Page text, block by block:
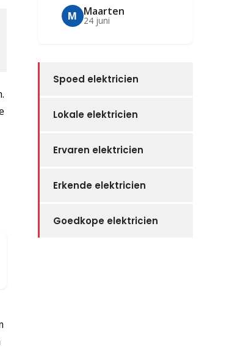
M Maarten
24 juni
Spoed elektricien
Lokale elektricien
Ervaren elektricien
Erkende elektricien
Goedkope elektricien